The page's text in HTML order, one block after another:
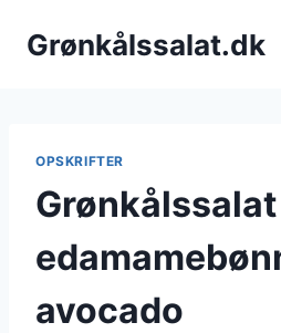
Grønkålssalat.dk
OPSKRIFTER
avocado